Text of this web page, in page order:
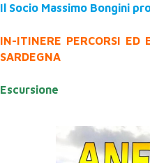
Il Socio Massimo Bongini
IN-ITINERE PERCORSI ED
SARDEGNA
Escursione